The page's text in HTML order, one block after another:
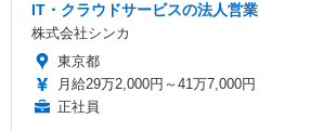
IT・クラウドサービスの法人営業
株式会社シンカ
東京都
月給29万2,000円～41万7,000円
正社員